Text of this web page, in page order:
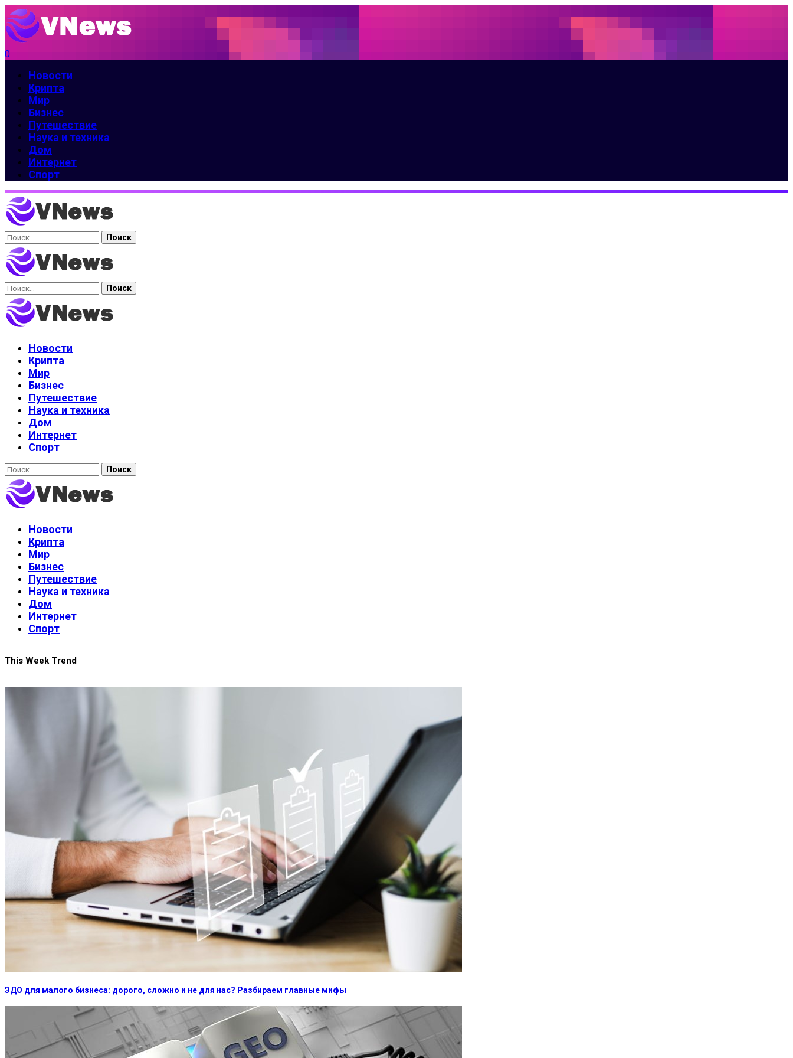
0
Новости
Крипта
Мир
Бизнес
Путешествие
Наука и техника
Дом
Интернет
Спорт
Найти:
Найти:
Новости
Крипта
Мир
Бизнес
Путешествие
Наука и техника
Дом
Интернет
Спорт
Найти:
Новости
Крипта
Мир
Бизнес
Путешествие
Наука и техника
Дом
Интернет
Спорт
This Week Trend
ЭДО для малого бизнеса: дорого, сложно и не для нас? Разбираем главные мифы